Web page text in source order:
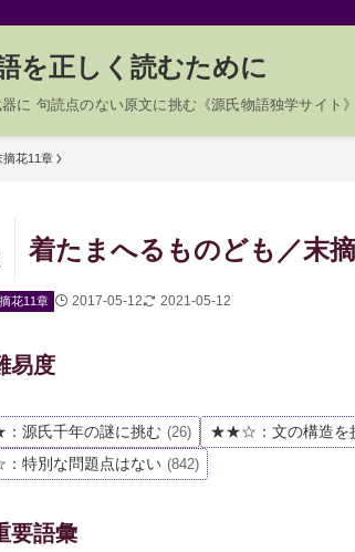
を正しく読むために
に 句読点のない原文に挑む《源氏物語独学サイト》
摘花11章
着たまへるものども／末
花11章 2017-05-12 2021-05-12
易度
源氏千年の謎に挑む (26) ★★☆：文の構造を
特別な問題点はない (842)
要語彙